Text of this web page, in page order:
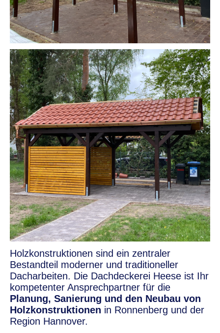
Holzkonstruktionen sind ein zentraler
Bestandteil moderner und traditioneller
Dacharbeiten. Die Dachdeckerei Heese ist Ihr
kompetenter Ansprechpartner für die
Planung, Sanierung und den Neubau von
Holzkonstruktionen in Ronnenberg und der
Region Hannover.